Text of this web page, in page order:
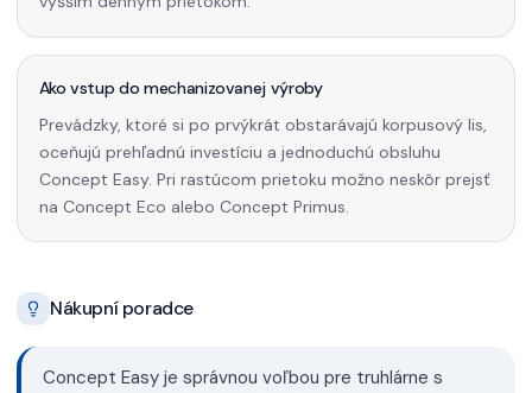
Ako vstup do mechanizovanej výroby
Prevádzky, ktoré si po prvýkrát obstarávajú korpusový lis,
oceňujú prehľadnú investíciu a jednoduchú obsluhu
Concept Easy. Pri rastúcom prietoku možno neskôr prejsť
na Concept Eco alebo Concept Primus.
Nákupní poradce
Concept Easy je správnou voľbou pre truhlárne s